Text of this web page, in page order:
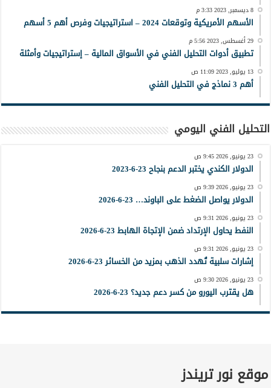
8 ديسمبر, 2023 3:33 م
الأسهم الأمريكية وتوقعات 2024 – استراتيجيات وفرص أهم 5 أسهم
29 أغسطس, 2023 5:56 م
تطبيق أدوات التحليل الفني في الأسواق المالية – إستراتيجيات وأمثلة
13 يوليو, 2023 11:09 ص
أهم 3 نماذج في التحليل الفني
التحليل الفني اليومي
23 يونيو, 2026 9:45 ص
الدولار الكندي يختبر الدعم بنجاح 23-6-2023
23 يونيو, 2026 9:39 ص
الدولار يواصل الضغط على الباوند… 23-6-2026
23 يونيو, 2026 9:31 ص
النفط يحاول الإرتداد ضمن الإتجاة الهابط 23-6-2026
23 يونيو, 2026 9:31 ص
إشارات سلبية تُهدد الذهب بمزيد من الخسائر 23-6-2026
23 يونيو, 2026 9:30 ص
هل يقترب اليورو من كسر دعم جديد؟ 23-6-2026
موقع نور تريندز